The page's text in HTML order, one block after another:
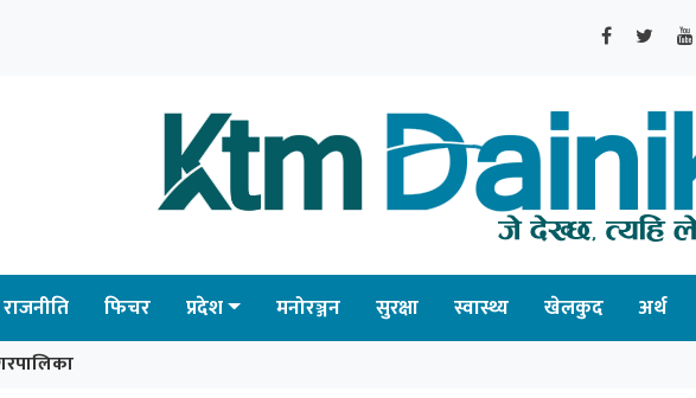
राजनीति फिचर प्रदेश मनोरञ्जन सुरक्षा स्वास्थ्य खेलकुद अर्थ